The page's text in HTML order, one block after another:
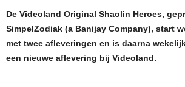
De Videoland Original Shaolin Heroes,
SimpelZodiak (a Banijay Company), start
met twee afleveringen en is daarna
een nieuwe aflevering bij Videoland.